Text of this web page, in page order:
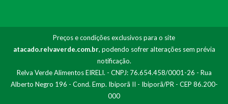
Preços e condições exclusivos para o site
atacado.relvaverde.com.br, podendo sofrer alterações sem prévia
notificação.
Relva Verde Alimentos EIRELI. - CNPJ: 76.654.458/0001-26 - Rua
Alberto Negro 196 - Cond. Emp. Ibiporã II - Ibiporã/PR - CEP 86.200-
000